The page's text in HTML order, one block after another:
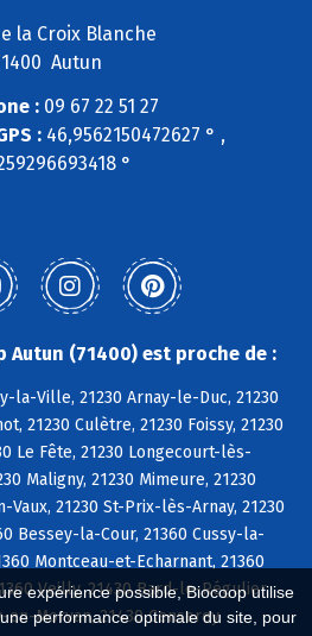
expérience possible, Biocoop utilise
performance optimale du site, pour
la Croix Blanche
Autun
: 09 67 22 51 27
:46,9562150472627 ° ,
°
Autun (71400) est proche de :
la-Ville, 21230 Arnay-le-Duc, 21230
21230 Culètre, 21230 Foissy, 21230
Le Fête, 21230 Longecourt-lès-
Maligny, 21230 Mimeure, 21230
Vaux, 21230 St-Prix-lès-Arnay, 21230
Bessey-la-Cour, 21360 Cussy-la-
Montceau-et-Echarnant, 21360
Veilly, 21430 Bard-le-Régulier,
en-Morvan, 21430 Censerey